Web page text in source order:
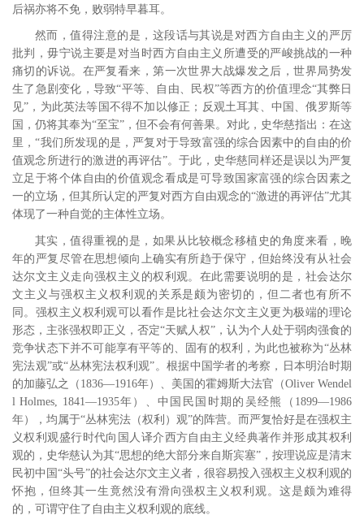
后祸亦将不免，败弱特早暮耳。
然而，值得注意的是，这段话与其说是对西方自由主义的严厉
批判，毋宁说主要是对当时西方自由主义所遭受的严峻挑战的一种
痛切的诉说。在严复看来，第一次世界大战爆发之后，世界局势发
生了急剧变化，导致“平等、自由、民权”等西方的价值理念“其弊日
见”，为此英法等国不得不加以修正；反观土耳其、中国、俄罗斯等
国，仍将其奉为“至宝”，但不会有何善果。对此，史华慈指出：在这
里，“我们所发现的是，严复对于导致富强的综合因素中的自由的价
值观念所进行的激进的再评估”。于此，史华慈同样还是误以为严复
立足于将个体自由的价值观念看成是可导致国家富强的综合因素之
一的立场，但其所认定的严复对西方自由观念的“激进的再评估”尤其
体现了一种自觉的主体性立场。
其实，值得重视的是，如果从比较概念移植史的角度来看，晚
年的严复尽管在思想倾向上确实有所趋于保守，但始终没有从社会
达尔文主义走向强权主义的权利观。在此需要说明的是，社会达尔
文主义与强权主义权利观的关系是颇为密切的，但二者也有所不
同。强权主义权利观可以看作是比社会达尔文主义更为极端的理论
形态，主张强权即正义，否定“天赋人权”，认为个人处于弱肉强食的
竞争状态下并不可能享有平等的、固有的权利，为此也被称为“丛林
宪法观”或“丛林宪法权利观”。 根据中国学者的考察，日本明治时期
的加藤弘之（1836―1916年）、美国的霍姆斯大法官（Oliver Wendel
l Holmes, 1841―1935年）、中国民国时期的吴经熊（1899―1986
年），均属于“丛林宪法（权利）观”的阵营。 而严复恰好是在强权主
义权利观盛行时代向国人译介西方自由主义经典著作并形成其权利
观的，史华慈认为其“思想的绝大部分来自斯宾塞”， 按理说应是清末
民初中国“头号”的社会达尔文主义者，很容易投入强权主义权利观的
怀抱，但终其一生竟然没有滑向强权主义权利观。这是颇为难得
的，可谓守住了自由主义权利观的底线。